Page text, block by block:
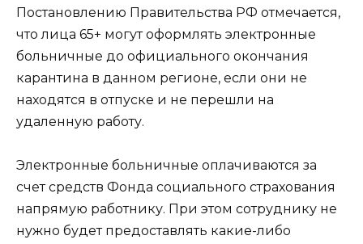
Постановлению Правительства РФ отмечается,
что лица 65+ могут оформлять электронные
больничные до официального окончания
карантина в данном регионе, если они не
находятся в отпуске и не перешли на
удаленную работу.
Электронные больничные оплачиваются за
счет средств Фонда социального страхования
напрямую работнику. При этом сотруднику не
нужно будет предоставлять какие-либо